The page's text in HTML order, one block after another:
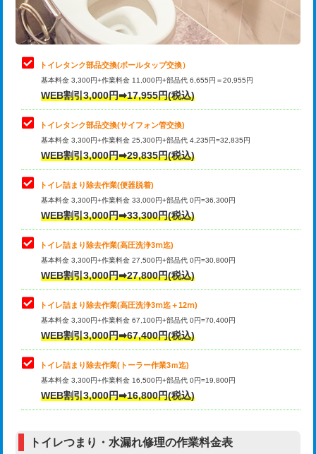
トイレタンク部品交換(ボールタップ交換）
基本料金 3,300円+作業料金 11,000円+部品代 6,655円＝20,955円
WEB割引3,000円➡17,955円(税込)
トイレタンク部品交換(サイフォン管交換)
基本料金 3,300円+作業料金 25,300円+部品代 4,235円=32,835円
WEB割引3,000円➡29,835円(税込)
トイレ詰まり除去作業(便器脱着)
基本料金 3,300円+作業料金 33,000円+部品代 0円=36,300円
WEB割引3,000円➡33,300円(税込)
トイレ詰まり除去作業(高圧洗浄3ⅿ迄)
基本料金 3,300円+作業料金 27,500円+部品代 0円=30,800円
WEB割引3,000円➡27,800円(税込)
トイレ詰まり除去作業(高圧洗浄3ⅿ迄＋12ⅿ)
基本料金 3,300円+作業料金 67,100円+部品代 0円=70,400円
WEB割引3,000円➡67,400円(税込)
トイレ詰まり除去作業(トーラー作業3ｍ迄)
基本料金 3,300円+作業料金 16,500円+部品代 0円=19,800円
WEB割引3,000円➡16,800円(税込)
トイレつまり・水漏れ修理の作業料金表